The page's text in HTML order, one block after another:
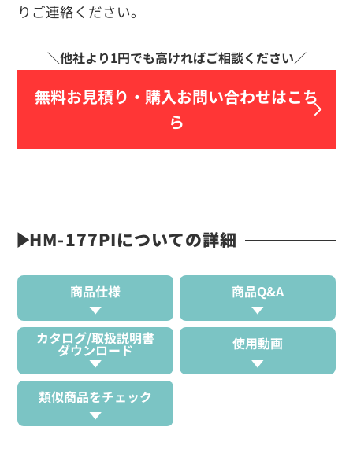
りご連絡ください。
無料お見積り・ 購入お問い合わせはこち
ら
HM-177PIについての詳細
商品仕様 商品Q&A
カタログ/取扱説明書
ダウンロード 使用動画
類似商品をチェック